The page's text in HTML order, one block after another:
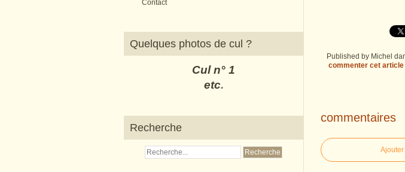
Contact
Quelques photos de cul ?
Cul n° 1
etc.
Recherche
Published by Michel
commenter cet article
commentaires